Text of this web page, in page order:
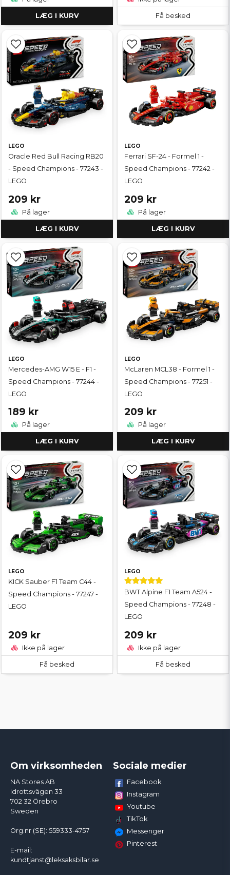
LÆG I KURV Få besked
LEGO
Oracle Red Bull Racing RB20
- Speed Champions - 77243 -
LEGO
209 kr
På lager
LÆG I KURV
LEGO
Ferrari SF-24 - Formel 1 -
Speed Champions - 77242 -
LEGO
209 kr
På lager
LÆG I KURV
LEGO
Mercedes-AMG W15 E - F1 -
Speed Champions - 77244 -
LEGO
189 kr
På lager
LÆG I KURV
LEGO
McLaren MCL38 - Formel 1 -
Speed Champions - 77251 -
LEGO
209 kr
På lager
LÆG I KURV
LEGO
KICK Sauber F1 Team C44 -
Speed Champions - 77247 -
LEGO
209 kr
Ikke på lager
Få besked
LEGO
BWT Alpine F1 Team A524 -
Speed Champions - 77248 -
LEGO
209 kr
Ikke på lager
Få besked
Om virksomheden
NA Stores AB
Idrottsvägen 33
702 32 Örebro
Sweden
Org.nr (SE): 559333-4757
E-mail:
kundtjanst@leksaksbilar.se
Sociale medier
Facebook
Instagram
Youtube
TikTok
Messenger
Pinterest